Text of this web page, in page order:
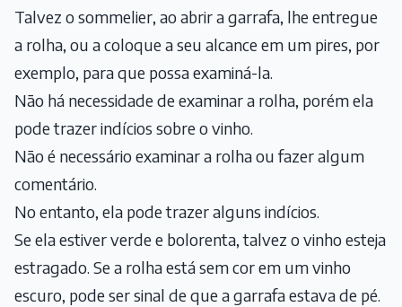
Talvez o sommelier, ao abrir a garrafa, lhe entregue
a rolha, ou a coloque a seu alcance em um pires, por
exemplo, para que possa examiná-la.
Não há necessidade de examinar a rolha, porém ela
pode trazer indícios sobre o vinho.
Não é necessário examinar a rolha ou fazer algum
comentário.
No entanto, ela pode trazer alguns indícios.
Se ela estiver verde e bolorenta, talvez o vinho esteja
estragado. Se a rolha está sem cor em um vinho
escuro, pode ser sinal de que a garrafa estava de pé.